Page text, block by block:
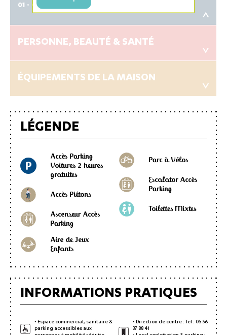
01 Cultura
<
PERSONNE, BEAUTÉ & SANTÉ
<
ÉQUIPEMENTS DE LA MAISON
<
LÉGENDE
Accès Parking
Voitures 2 heures
gratuites
Accès Piétons
Ascenseur Accès
Parking
Aire de Jeux
Enfants
Parc à Vélos
Escalator Accès
Parking
Toilettes Mixtes
INFORMATIONS PRATIQUES
• Espace commercial, sanitaire &
parking accessibles aux
• Direction de centre : Tel : 05 56
37 88 41